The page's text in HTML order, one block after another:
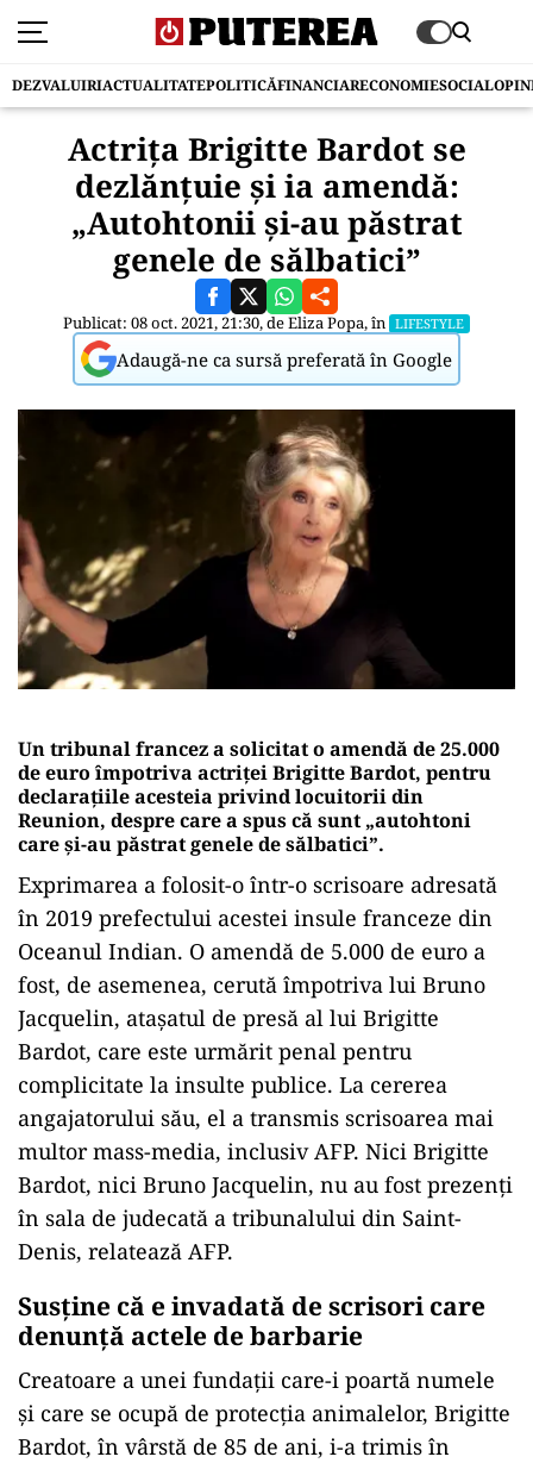
DEZVALUIRIACTUALITATEPOLITICĂFINANCIARECONOMIESOCIAL
Actriţa Brigitte Bardot se
dezlănțuie și ia amendă:
„Autohtonii şi-au păstrat
genele de sălbatici”
Publicat: 08 oct. 2021, 21:30, deEliza Popa, în LIFESTYLE
Adaugă-ne ca sursă preferată în Google
Un tribunal francez a solicitat o amendă de 25.000
de euro împotriva actriţei Brigitte Bardot, pentru
declaraţiile acesteia privind locuitorii din
Reunion, despre care a spus că sunt „autohtoni
care şi-au păstrat genele de sălbatici”.
Exprimarea a folosit-o într-o scrisoare adresată
în 2019 prefectului acestei insule franceze din
Oceanul Indian. O amendă de 5.000 de euro a
fost, de asemenea, cerută împotriva lui Bruno
Jacquelin, ataşatul de presă al lui Brigitte
Bardot, care este urmărit penal pentru
complicitate la insulte publice. La cererea
angajatorului său, el a transmis scrisoarea mai
multor mass-media, inclusiv AFP. Nici Brigitte
Bardot, nici Bruno Jacquelin, nu au fost prezenţi
în sala de judecată a tribunalului din Saint-
Denis, relatează AFP.
Susţine că e invadată de scrisori care
denunţă actele de barbarie
Creatoare a unei fundaţii care-i poartă numele
şi care se ocupă de protecţia animalelor, Brigitte
Bardot, în vârstă de 85 de ani, i-a trimis în